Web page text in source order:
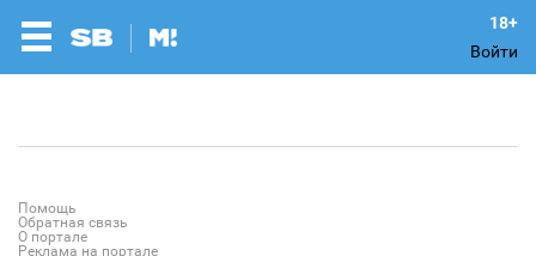
Войти
Помощь
Обратная связь
О портале
Реклама на портале